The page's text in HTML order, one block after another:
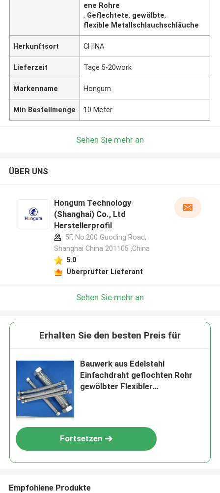
ene Rohre
, Geflechtete, gewölbte,
flexible Metallschlauchschläuche
Herkunftsort CHINA
Lieferzeit Tage 5-20work
Markenname Hongum
Min Bestellmenge 10 Meter
Sehen Sie mehr an
ÜBER UNS
Hongum Technology
(Shanghai) Co., Ltd
Herstellerprofil
5F, No.200 Guoding Road,
Shanghai China 201105 ,China
5.0
Überprüfter Lieferant
Sehen Sie mehr an
Erhalten Sie den besten Preis für
Bauwerk aus Edelstahl
Einfachdraht geflochten Rohr
gewölbter Flexibler
Fortsetzen
Empfohlene Produkte